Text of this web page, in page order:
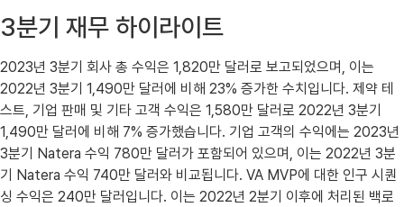
3분기 재무 하이라이트
2023년 3분기 회사 총 수익은 1,820만 달러로 보고되었으며, 이는
2022년 3분기 1,490만 달러에 비해 23% 증가한 수치입니다. 제약 테
스트, 기업 판매 및 기타 고객 수익은 1,580만 달러로 2022년 3분기
1,490만 달러에 비해 7% 증가했습니다. 기업 고객의 수익에는 2023년
3분기 Natera 수익 780만 달러가 포함되어 있으며, 이는 2022년 3분
기 Natera 수익 740만 달러와 비교됩니다. VA MVP에 대한 인구 시퀀
싱 수익은 240만 달러입니다. 이는 2022년 2분기 이후에 처리된 백로